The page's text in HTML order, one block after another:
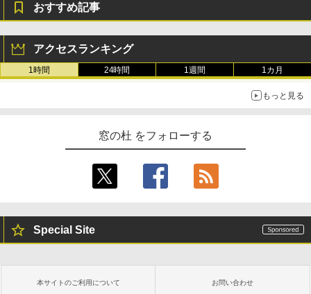
おすすめ記事
アクセスランキング
1時間 24時間 1週間 1カ月
もっと見る
窓の杜 をフォローする
Special Site
本サイトのご利用について お問い合わせ